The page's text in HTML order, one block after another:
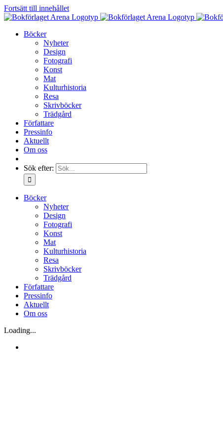
Fortsätt till innehållet
Böcker
Nyheter
Design
Fotografi
Konst
Mat
Kulturhistoria
Resa
Skrivböcker
Trädgård
Författare
Pressinfo
Aktuellt
Om oss
Sök efter:
Böcker
Nyheter
Design
Fotografi
Konst
Mat
Kulturhistoria
Resa
Skrivböcker
Trädgård
Författare
Pressinfo
Aktuellt
Om oss
Loading...